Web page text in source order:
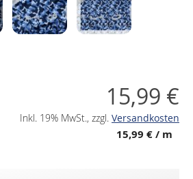
15,99 €
Inkl. 19% MwSt., zzgl. Versandkosten
15,99 €/ m